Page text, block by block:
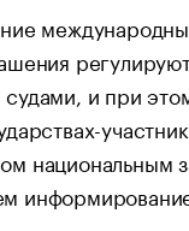
и при
национальным